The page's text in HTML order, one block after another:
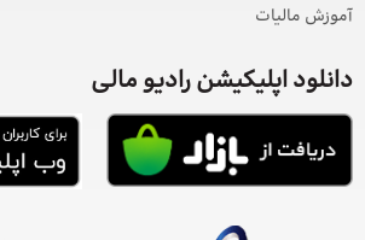
آموزش مالیات
دانلود اپلیکیشن رادیو مالی